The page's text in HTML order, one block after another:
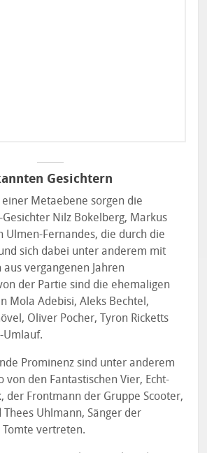
Gesichtern
Metaebene sorgen die
Nilz Bokelberg, Markus
Ulmen-Fernandes, die durch die
sich dabei unter anderem mit
vergangenen Jahren
der Partie sind die ehemaligen
Mola Adebisi, Aleks Bechtel,
Oliver Pocher, Tyron Ricketts
Umlauf.
Prominenz sind unter anderem
von den Fantastischen Vier, Echt-
der Frontmann der Gruppe Scooter,
Thees Uhlmann, Sänger der
vertreten.